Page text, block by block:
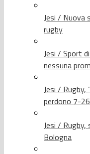
Jesi / Nuova
rugby
Jesi / Sport
nessuna
Jesi / Rugby,
perdono 7-
Jesi /
Bologna